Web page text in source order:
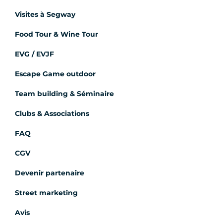
Visites à Segway
Food Tour & Wine Tour
EVG / EVJF
Escape Game outdoor
Team building & Séminaire
Clubs & Associations
FAQ
CGV
Devenir partenaire
Street marketing
Avis